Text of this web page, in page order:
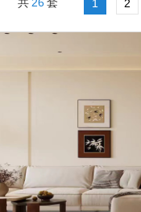
1 2
共 套